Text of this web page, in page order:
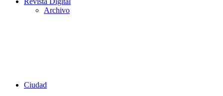
Archivo
Ciudad